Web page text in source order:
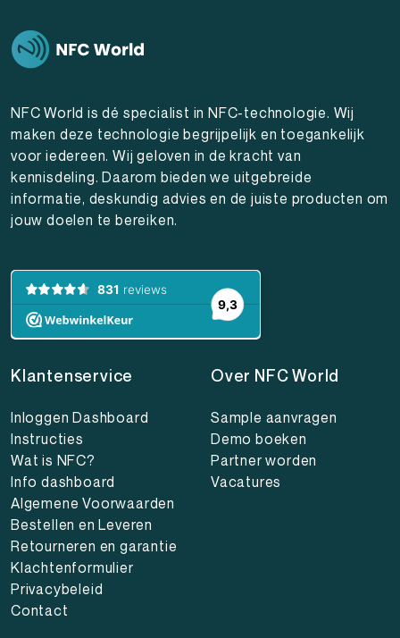
NFC World is dé specialist in NFC-technologie. Wij
maken deze technologie begrijpelijk en toegankelijk
voor iedereen. Wij geloven in de kracht van
kennisdeling. Daarom bieden we uitgebreide
informatie, deskundig advies en de juiste producten om
jouw doelen te bereiken.
Klantenservice
Inloggen Dashboard
Instructies
Wat is NFC?
Info dashboard
Algemene Voorwaarden
Bestellen en Leveren
Retourneren en garantie
Klachtenformulier
Privacybeleid
Contact
Over NFC World
Sample aanvragen
Demo boeken
Partner worden
Vacatures